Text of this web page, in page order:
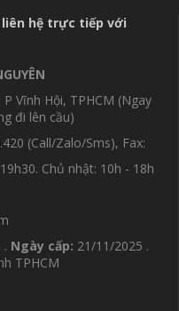
hệ trực tiếp với
Vĩnh Hội, TPHCM (Ngay
đi lên cầu)
(Call/Zalo/Sms), Fax:
Chủ nhật: 10h - 18h
. Ngày cấp: 21/11/2025 .
TPHCM